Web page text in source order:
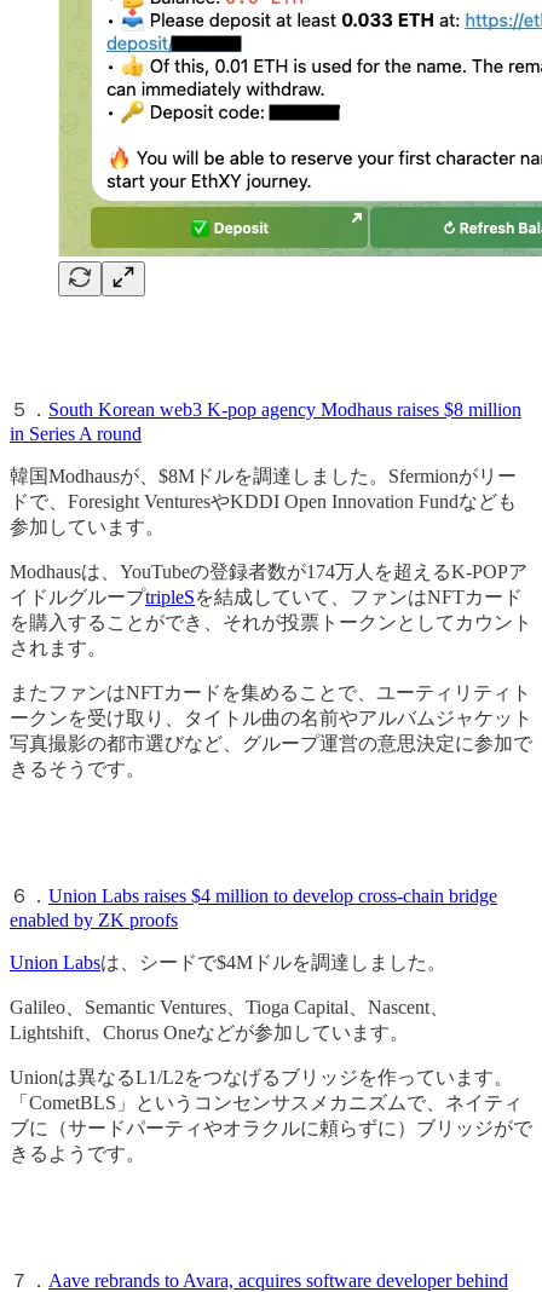
５． South Korean web3 K-pop agency Modhaus raises $8 million
in Series A round
韓国Modhausが、$8Mドルを調達しました。Sfermionがリー
ドで、Foresight VenturesやKDDI Open Innovation Fundなども
参加しています。
Modhausは、YouTubeの登録者数が174万人を超えるK-POPア
イドルグループtripleSを結成していて、ファンはNFTカード
を購入することができ、それが投票トークンとしてカウント
されます。
またファンはNFTカードを集めることで、ユーティリティト
ークンを受け取り、タイトル曲の名前やアルバムジャケット
写真撮影の都市選びなど、グループ運営の意思決定に参加で
きるそうです。
６． Union Labs raises $4 million to develop cross-chain bridge
enabled by ZK proofs
Union Labsは、シードで$4Mドルを調達しました。
Galileo、Semantic Ventures、Tioga Capital、Nascent、
Lightshift、Chorus Oneなどが参加しています。
Unionは異なるL1/L2をつなげるブリッジを作っています。
「CometBLS」というコンセンサスメカニズムで、ネイティ
ブに（サードパーティやオラクルに頼らずに）ブリッジがで
きるようです。
７． Aave rebrands to Avara, acquires software developer behind